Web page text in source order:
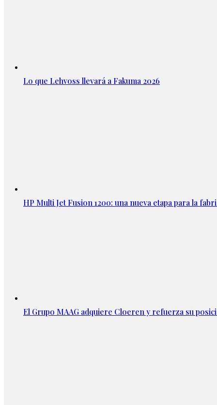
Lo que Lehvoss llevará a Fakuma 2026
HP Multi Jet Fusion 1200: una nueva etapa para la
El Grupo MAAG adquiere Cloeren y refuerza su